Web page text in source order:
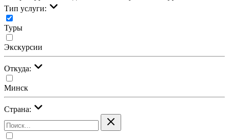
Тип услуги:
Туры
Экскурсии
Откуда:
Минск
Страна: